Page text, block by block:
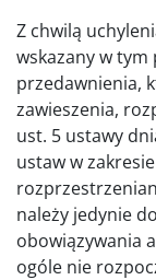
Z chwilą
wskazany w
przedawnienia,
zawieszenia,
ust. 5 ustawy
ustaw w
należy jedynie
obowiązywania
ogóle nie